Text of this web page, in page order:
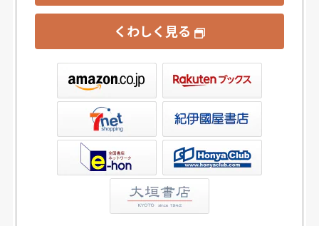
くわしく見る
書店ウェブストア